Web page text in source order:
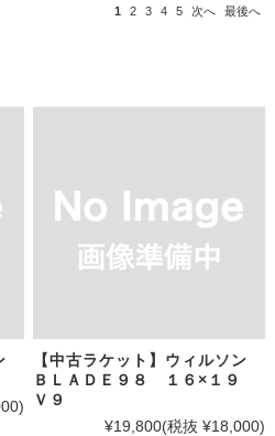
1 2 3 4 5 次へ 最後へ
【中古ラケット】ウィルソン
ＢＬＡＤＥ９８ １６×１９
Ｖ９
¥19,800(税抜 ¥18,000)